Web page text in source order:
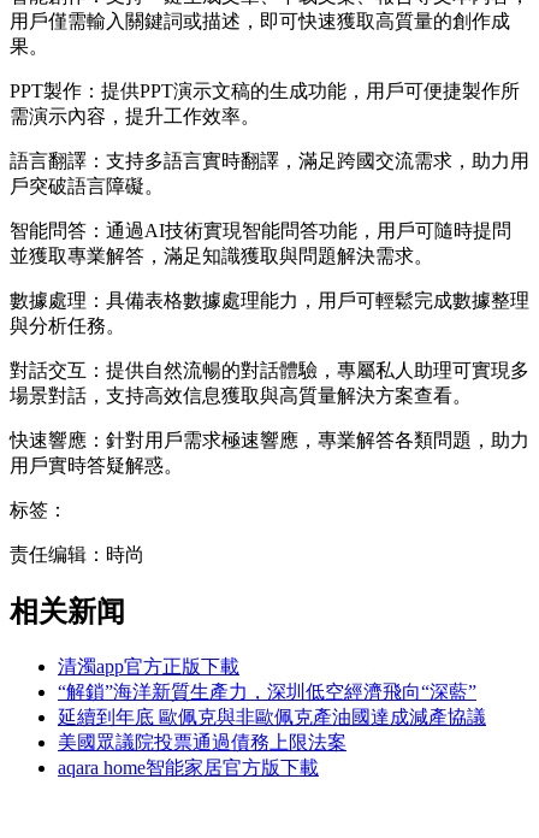
用戶僅需輸入關鍵詞或描述，即可快速獲取高質量的創作成
果。
PPT製作：提供PPT演示文稿的生成功能，用戶可便捷製作所
需演示內容，提升工作效率。
語言翻譯：支持多語言實時翻譯，滿足跨國交流需求，助力用
戶突破語言障礙。
智能問答：通過AI技術實現智能問答功能，用戶可隨時提問
並獲取專業解答，滿足知識獲取與問題解決需求。
數據處理：具備表格數據處理能力，用戶可輕鬆完成數據整理
與分析任務。
對話交互：提供自然流暢的對話體驗，專屬私人助理可實現多
場景對話，支持高效信息獲取與高質量解決方案查看。
快速響應：針對用戶需求極速響應，專業解答各類問題，助力
用戶實時答疑解惑。
标签：
责任编辑：時尚
相关新闻
清濁app官方正版下載
“解鎖”海洋新質生產力，深圳低空經濟飛向“深藍”
延續到年底 歐佩克與非歐佩克產油國達成減產協議
美國眾議院投票通過債務上限法案
aqara home智能家居官方版下載